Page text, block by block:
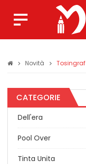
Novità Tosingraf
CATEGORIE
Dell'era
Pool Over
Tinta Unita